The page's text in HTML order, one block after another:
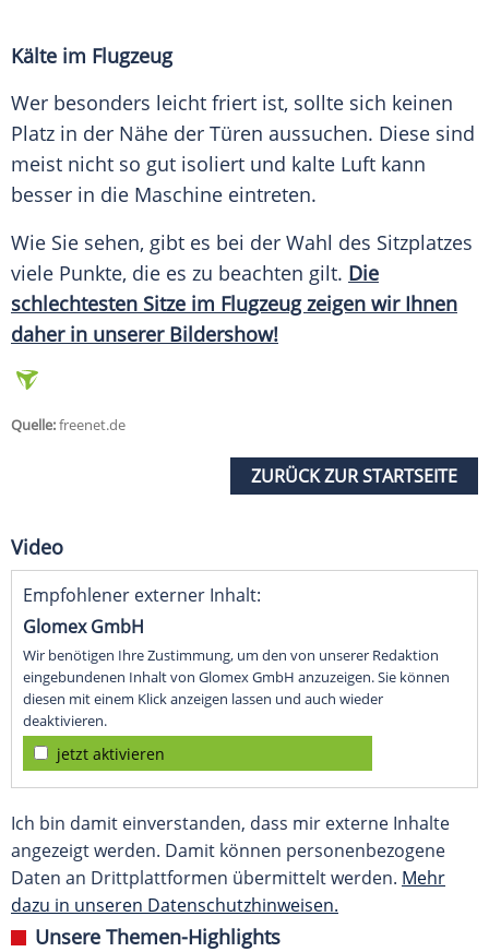
Kälte im Flugzeug
Wer besonders leicht friert ist, sollte sich keinen
Platz in der Nähe der Türen aussuchen. Diese sind
meist nicht so gut isoliert und kalte Luft kann
besser in die Maschine eintreten.
Wie Sie sehen, gibt es bei der Wahl des Sitzplatzes
viele Punkte, die es zu beachten gilt. Die
schlechtesten Sitze im Flugzeug zeigen wir Ihnen
daher in unserer Bildershow!
Quelle:freenet.de
ZURÜCK ZUR STARTSEITE
Video
Empfohlener externer Inhalt:
Glomex GmbH
Wir benötigen Ihre Zustimmung, um den von unserer Redaktion
eingebundenen Inhalt von Glomex GmbH anzuzeigen. Sie können
diesen mit einem Klick anzeigen lassen und auch wieder
deaktivieren.
jetzt aktivieren
Ich bin damit einverstanden, dass mir externe Inhalte
angezeigt werden. Damit können personenbezogene
Daten an Drittplattformen übermittelt werden. Mehr
dazu in unseren Datenschutzhinweisen.
Unsere Themen-Highlights